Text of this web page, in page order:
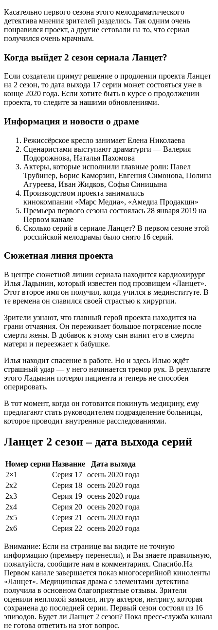
Касательно первого сезона этого мелодраматического
детектива мнения зрителей разделись. Так одним очень
понравился проект, а другие сетовали на то, что сериал
получился очень мрачным.
Когда выйдет 2 сезон сериала Ланцет?
Если создатели примут решение о продлении проекта Ланцет
на 2 сезон, то дата выхода 17 серии может состояться уже в
конце 2020 года. Если хотите быть в курсе о продолжении
проекта, то следите за нашими обновлениями.
Информация и новости о драме
Режиссёрское кресло занимает Елена Николаева
Сценаристами выступают драматурги — Валерия
Подорожнова, Наталья Пахомова
Актеры, которые исполнили главные роли: Павел
Трубинер, Борис Каморзин, Евгения Симонова, Полина
Агуреева, Иван Жидков, Софья Синицына
Производством проекта занимались
кинокомпании «Марс Медиа», «Амедиа Продакшн»
Премьера первого сезона состоялась 28 января 2019 на
Первом канале
Сколько серий в сериале Ланцет? В первом сезоне этой
российской мелодрамы было снято 16 серий.
Сюжетная линия проекта
В центре сюжетной линии сериала находится кардиохирург
Илья Ладынин, который известен под прозвищем «Ланцет».
Этот второе имя он получил, когда учился в мединституте. В
те времена он славился своей страстью к хирургии.
Зрители узнают, что главный герой проекта находится на
грани отчаяния. Он переживает большое потрясение после
смерти жены. В добавок к этому сын винит его в смерти
матери и переезжает к бабушке.
Илья находит спасение в работе. Но и здесь Илью ждёт
страшный удар — у него начинается тремор рук. В результате
этого Ладынин потерял пациента и теперь не способен
оперировать.
В тот момент, когда он готовится покинуть медицину, ему
предлагают стать руководителем подразделение больницы,
которое проводит внутренние расследованиями.
Ланцет 2 сезон – дата выхода серий
Номер серии Название
Дата выхода
2×1
Серия 17 осень 2020 года
2х2
Серия 18 осень 2020 года
2х3
Серия 19 осень 2020 года
2х4
Серия 20 осень 2020 года
2х5
Серия 21
осень 2020 года
2х6
Серия 22 осень 2020 года
Внимание: Если на странице вы видите не точную
информацию (премьеру перенесли), и Вы знаете правильную,
пожалуйста, сообщите нам в комментариях. Спасибо.На
Первом канале завершается показ многосерийной киноленты
«Ланцет». Медицинская драма с элементами детектива
получила в основном благоприятные отзывы. Зрители
оценили неплохой замысел, игру актеров, интригу, которая
сохранена до последней серии. Первый сезон состоял из 16
эпизодов. Будет ли Ланцет 2 сезон? Пока пресс-служба канала
не готова ответить на этот вопрос.